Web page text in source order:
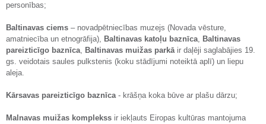
personības;
Baltinavas ciems – novadpētniecības muzejs (Novada vēsture,
amatniecība un etnogrāfija), Baltinavas katoļu baznīca, Baltinavas
pareizticīgo baznīca, Baltinavas muižas parkāir daļēji saglabājies 19.
gs. veidotais saules pulkstenis (koku stādījumi noteiktā aplī) un liepu
aleja.
Kārsavas pareizticīgo baznīca- krāšņa koka būve ar plašu dārzu;
Malnavas muižas komplekss ir iekļauts Eiropas kultūras mantojuma